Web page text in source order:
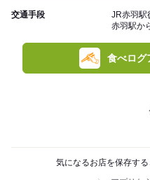
交通手段
JR赤羽駅
赤羽駅か
食べログ
気になるお店を保存する